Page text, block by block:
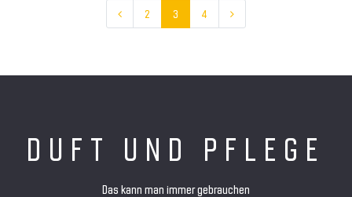
2 3 4
DUFT UND PFLEGE
Das kann man immer gebrauchen